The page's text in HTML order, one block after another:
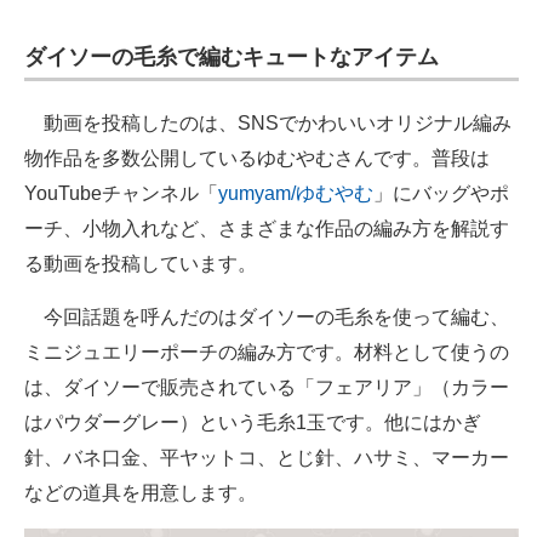
ダイソーの毛糸で編むキュートなアイテム
動画を投稿したのは、SNSでかわいいオリジナル編み
物作品を多数公開しているゆむやむさんです。普段は
YouTubeチャンネル「 yumyam/ゆむやむ 」にバッグやポ
ーチ、小物入れなど、さまざまな作品の編み方を解説す
る動画を投稿しています。
今回話題を呼んだのはダイソーの毛糸を使って編む、
ミニジュエリーポーチの編み方です。材料として使うの
は、ダイソーで販売されている「フェアリア」（カラー
はパウダーグレー）という毛糸1玉です。他にはかぎ
針、バネ口金、平ヤットコ、とじ針、ハサミ、マーカー
などの道具を用意します。